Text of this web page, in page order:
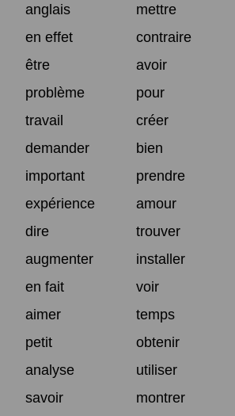
anglais
mettre
en effet
contraire
être
avoir
problème
pour
travail
créer
demander
bien
important
prendre
expérience
amour
dire
trouver
augmenter
installer
en fait
voir
aimer
temps
petit
obtenir
analyse
utiliser
savoir
montrer